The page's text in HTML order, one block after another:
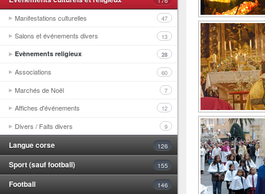
Manifestations culturelles 47
Salons et événements divers 13
Evènements religieux 28
Associations 60
Marchés de Noël 7
Affiches d'événements 12
Divers / Faits divers 9
Langue corse 126
Sport (sauf football) 155
Football 146